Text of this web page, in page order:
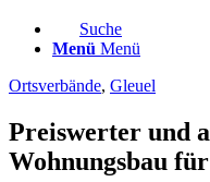
Suche
Menü Menü
Ortsverbände, Gleuel
Preiswerter und
Wohnungsbau